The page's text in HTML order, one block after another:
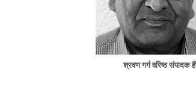
श्रवण गर्ग वरिष्ठ संपादक हैं